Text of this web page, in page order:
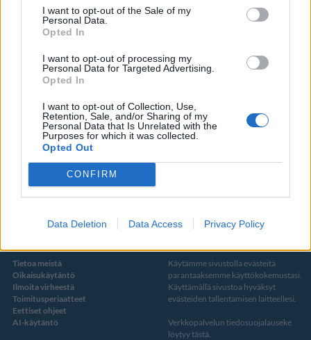
I want to opt-out of the Sale of my
Personal Data.
Opted In
I want to opt-out of processing my
Personal Data for Targeted Advertising.
Opted In
I want to opt-out of Collection, Use,
Retention, Sale, and/or Sharing of my
Personal Data that Is Unrelated with the
Purposes for which it was collected.
Opted Out
CONFIRM
Data Deletion Data Access Privacy Policy
Matkailu
Koti & Asuminen
Viihdeuutiset
Digi
Pelit
Some
Facebook
Kustantaja ja toimitus
Tietoa meistä
Oikaisukäytäntö
Ilmoita virheestä
Toimitusperiaatteet
Eettiset ohjeet
AI-käytäntö
Tietosuojalauseke
Käytämme sivustolla evästeitä
parantaaksemme käyttökokemustasi.
Käyttämällä sivustoa hyväksyt
evästeiden tallentamisen laitteellesi.
Verkkopalvelun tiedosuojalauseke
löytyy tästä